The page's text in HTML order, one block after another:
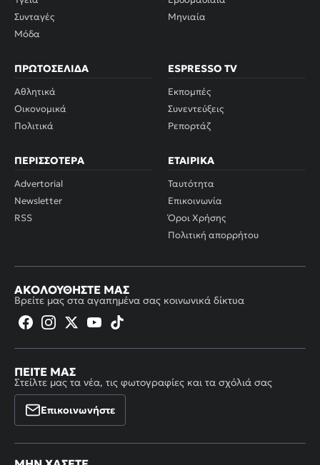
Συνταγές
Μόδα
Μηνιαία
ΠΡΩΤΟΣΈΛΙΔΑ
Αθλητικά
Οικονομικά
Πολιτικά
ESPRESSO TV
Εκπομπές
Συνεντεύξεις
Ρεπορτάζ
ΠΕΡΙΣΣΌΤΕΡΑ
Advertorial
Newsletter
RSS
ΕΤΑΙΡΙΚΆ
Ταυτότητα
Επικοινωνία
Όροι Χρήσης
Πολιτική απορρήτου
ΑΚΟΛΟΥΘΉΣΤΕ ΜΑΣ
Βρείτε μας στα αγαπημένα σας κοινωνικά δίκτυα
ΠΕΊΤΕ ΜΑΣ
Στείλτε μας τα νέα, τις φωτογραφίες και τα σχόλιά σας
Επικοινωνήστε